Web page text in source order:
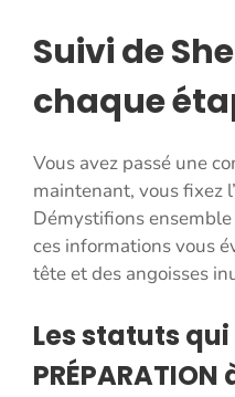
Suivi de
chaque
Vous avez passé une
maintenant, vous fixez
Démystifions
ces informations vous
tête et des angoisses
Les statuts
PRÉPARATION